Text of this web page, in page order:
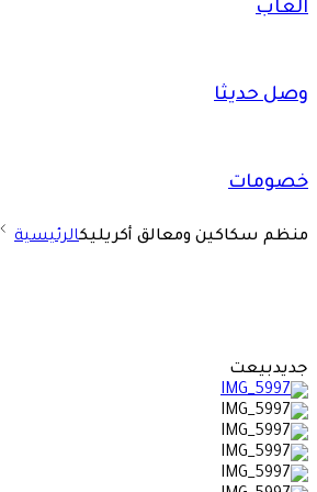
العاب
وصل حديثا
خصومات
منظم سكاكين ومعالق أكريليكالرئيسية
جديدبيعت